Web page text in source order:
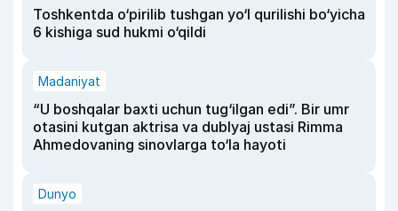
Toshkentda o‘pirilib tushgan yo‘l qurilishi bo‘yicha
6 kishiga sud hukmi o‘qildi
Madaniyat
“U boshqalar baxti uchun tug‘ilgan edi”. Bir umr
otasini kutgan aktrisa va dublyaj ustasi Rimma
Ahmedovaning sinovlarga to‘la hayoti
Dunyo